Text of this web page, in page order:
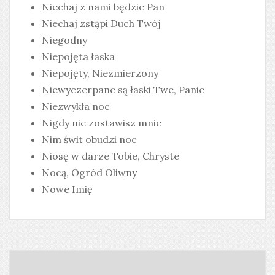
Niechaj z nami będzie Pan
Niechaj zstąpi Duch Twój
Niegodny
Niepojęta łaska
Niepojęty, Niezmierzony
Niewyczerpane są łaski Twe, Panie
Niezwykła noc
Nigdy nie zostawisz mnie
Nim świt obudzi noc
Niosę w darze Tobie, Chryste
Nocą, Ogród Oliwny
Nowe Imię